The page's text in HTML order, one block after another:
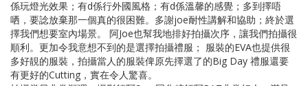
係玩燈光效果；有d係行外國風格；有d係溫馨的感覺；多到擇唔
哂，要諗放棄那一個真的很困難。多謝joe耐性講解和協助；終於選
擇我們想要室內場景。 阿Joe也幫我地排好拍攝次序，讓我們拍攝很
順利。更加令我意想不到的是選擇拍攝禮服； 服裝的EVA也提供很
多好靚的服裝，拍攝當人的服裝俾原先擇選了的Big Day 禮服還要
有更好的Cutting，實在令人驚喜。